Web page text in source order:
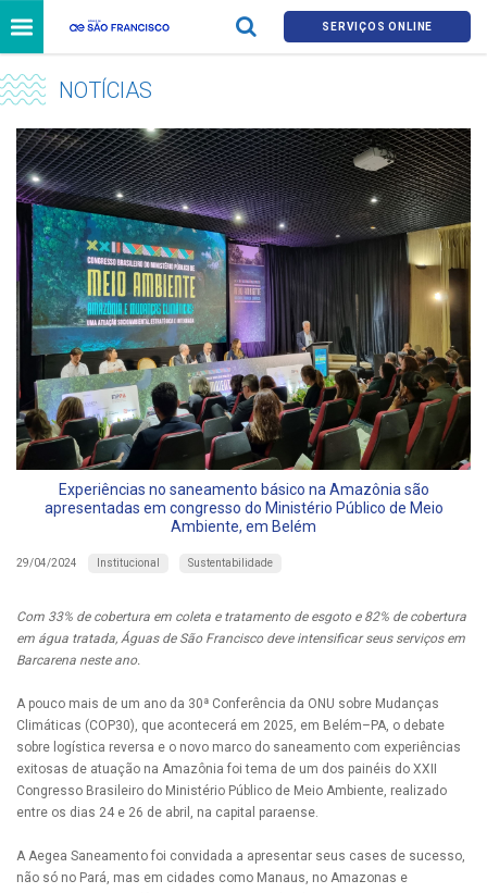
SERVIÇOS ONLINE
NOTÍCIAS
Experiências no saneamento básico na Amazônia são
apresentadas em congresso do Ministério Público de Meio
Ambiente, em Belém
29/04/2024 Institucional Sustentabilidade
Com 33% de cobertura em coleta e tratamento de esgoto e 82% de cobertura
em água tratada, Águas de São Francisco deve intensificar seus serviços em
Barcarena neste ano.
A pouco mais de um ano da 30ª Conferência da ONU sobre Mudanças
Climáticas (COP30), que acontecerá em 2025, em Belém–PA, o debate
sobre logística reversa e o novo marco do saneamento com experiências
exitosas de atuação na Amazônia foi tema de um dos painéis do XXII
Congresso Brasileiro do Ministério Público de Meio Ambiente, realizado
entre os dias 24 e 26 de abril, na capital paraense.
A Aegea Saneamento foi convidada a apresentar seus cases de sucesso,
não só no Pará, mas em cidades como Manaus, no Amazonas e